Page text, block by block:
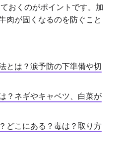
おくのがポイントです。加
肉が固くなるのを防ぐこと
とは？涙予防の下準備や切
？ネギやキャベツ、白菜が
どこにある？毒は？取り方